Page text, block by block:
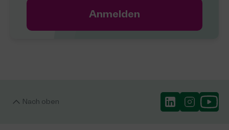
Anmelden
Nach oben